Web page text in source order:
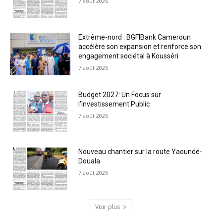
Extrême-nord : BGFIBank Cameroun
accélère son expansion et renforce son
engagement sociétal à Kousséri
7 août 2026
Budget 2027: Un Focus sur
l’Investissement Public
7 août 2026
Nouveau chantier sur la route Yaoundé-
Douala
7 août 2026
Voir plus